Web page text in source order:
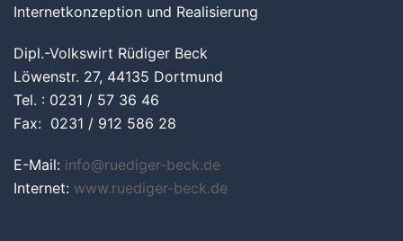
Internetkonzeption und Realisierung
Dipl.-Volkswirt Rüdiger Beck
Löwenstr. 27, 44135 Dortmund
Tel. : 0231 / 57 36 46
Fax: 0231 / 912 586 28
E-Mail: info@ruediger-beck.de
Internet: www.ruediger-beck.de